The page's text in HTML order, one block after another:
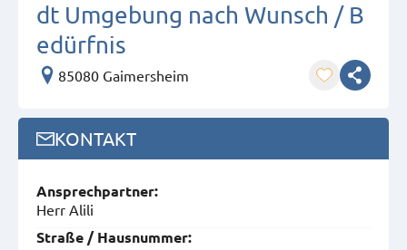
dt Umgebung nach Wunsch / B
edürfnis
85080 Gaimersheim
KONTAKT
Ansprech­partner:
Herr Alili
Straße / Hausnummer: